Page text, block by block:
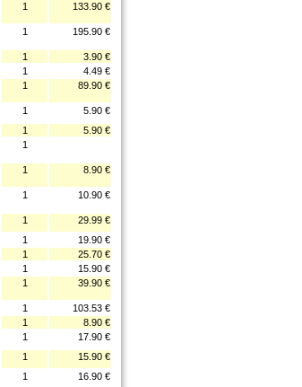
1 133.90 €
1 195.90 €
1
3.90 €
1
4.49 €
1 89.90 €
1
5.90 €
1
5.90 €
1
1 8.90 €
1 10.90 €
1
29.99 €
1
19.90 €
1
25.70 €
1
15.90 €
1 39.90 €
1
103.53 €
1
8.90 €
1
17.90 €
1
15.90 €
1
16.90 €